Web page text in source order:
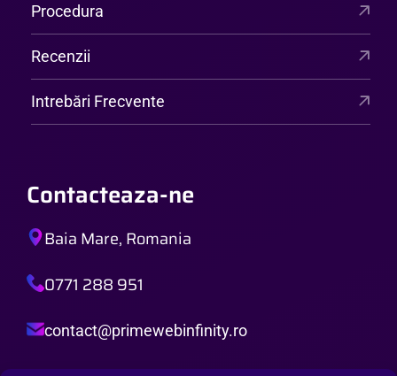
Procedura
Recenzii
Intrebări Frecvente
Contacteaza-ne
Baia Mare, Romania
0771 288 951
contact@primewebinfinity.ro